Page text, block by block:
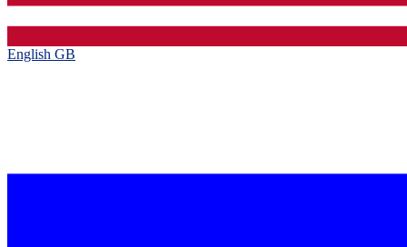
English GB‎